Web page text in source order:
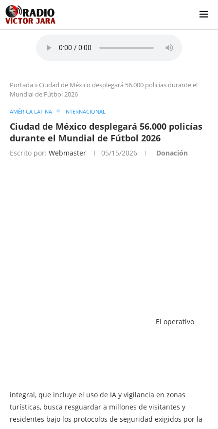
Portada » Ciudad de México desplegará 56.000 policías durante el
Mundial de Fútbol 2026
AMÉRICA LATINA INTERNACIONAL
Ciudad de México desplegará 56.000 policías
durante el Mundial de Fútbol 2026
Escrito por: Webmaster 05/15/2026 Donación
El operativo
integral, que incluye el uso de IA y vigilancia en zonas
turísticas, busca resguardar a millones de visitantes y
residentes bajo los protocolos de seguridad exigidos por la